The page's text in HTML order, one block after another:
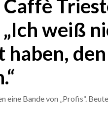
weiß
haben,
eine Bande von „Profis“.